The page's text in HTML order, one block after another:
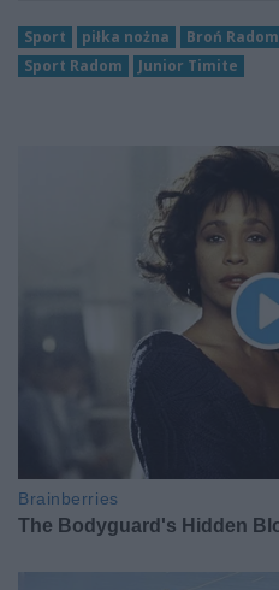
Sport piłka nożna Broń Radom
Sport Radom
Junior Timite